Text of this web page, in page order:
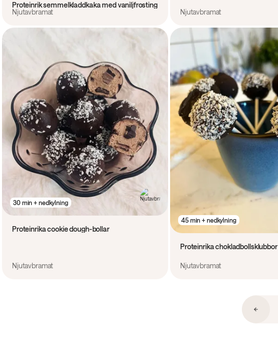
Proteinrik semmelkladdkaka med vaniljfrosting
Njutavbramat
Njutavbramat
30 min + nedkylning
Proteinrika cookie dough-bollar
Njutavbramat
45 min + nedkylning
Proteinrika chokladbollsklubbor
Njutavbramat